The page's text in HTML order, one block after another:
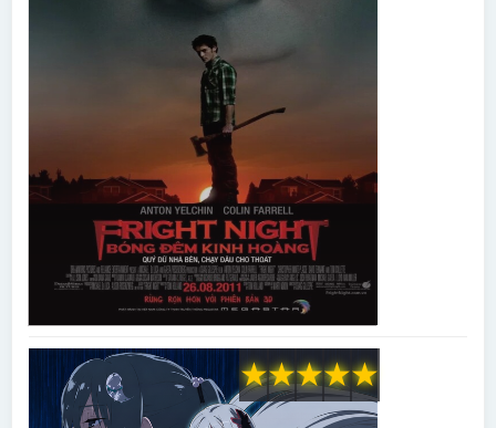
★
★
★
★
★